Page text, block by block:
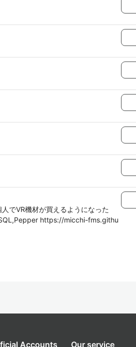
でVR機材が買えるようになった
https://micchi-fms.githu
Accounts Our service